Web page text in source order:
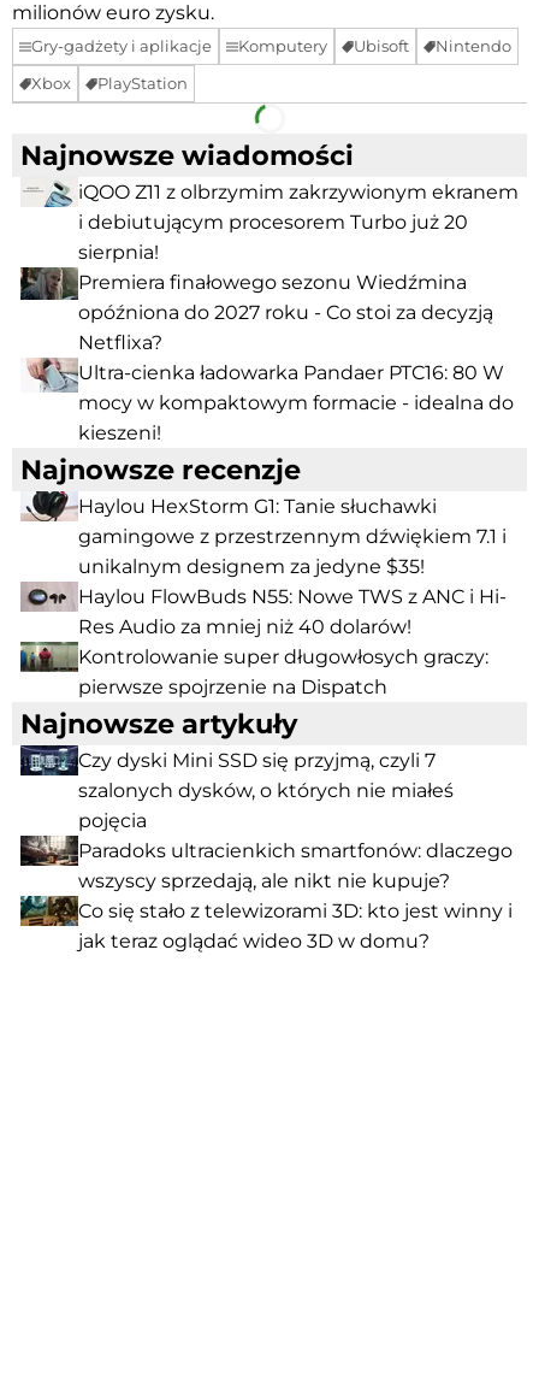
milionów euro zysku.
Gry-gadżety i aplikacje Komputery Ubisoft
Nintendo
Xbox
PlayStation
Facebook Telegram
Najnowsze wiadomości
iQOO Z11 z olbrzymim zakrzywionym ekranem
i debiutującym procesorem Turbo już 20
sierpnia!
Premiera finałowego sezonu Wiedźmina
opóźniona do 2027 roku - Co stoi za decyzją
Netflixa?
Ultra-cienka ładowarka Pandaer PTC16: 80 W
mocy w kompaktowym formacie - idealna do
kieszeni!
Najnowsze recenzje
Haylou HexStorm G1: Tanie słuchawki
gamingowe z przestrzennym dźwiękiem 7.1 i
unikalnym designem za jedyne $35!
Haylou FlowBuds N55: Nowe TWS z ANC i Hi-
Res Audio za mniej niż 40 dolarów!
Kontrolowanie super długowłosych graczy:
pierwsze spojrzenie na Dispatch
Najnowsze artykuły
Czy dyski Mini SSD się przyjmą, czyli 7
szalonych dysków, o których nie miałeś
pojęcia
Paradoks ultracienkich smartfonów: dlaczego
wszyscy sprzedają, ale nikt nie kupuje?
Co się stało z telewizorami 3D: kto jest winny i
jak teraz oglądać wideo 3D w domu?